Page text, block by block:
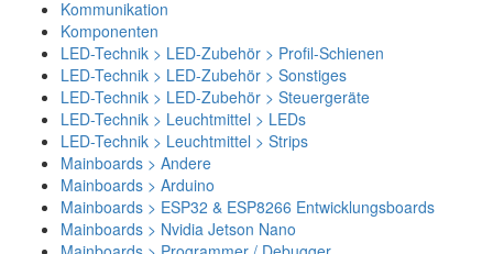
Kommunikation
Komponenten
LED-Technik > LED-Zubehör > Profil-Schienen
LED-Technik > LED-Zubehör > Sonstiges
LED-Technik > LED-Zubehör > Steuergeräte
LED-Technik > Leuchtmittel > LEDs
LED-Technik > Leuchtmittel > Strips
Mainboards > Andere
Mainboards > Arduino
Mainboards > ESP32 & ESP8266 Entwicklungsboards
Mainboards > Nvidia Jetson Nano